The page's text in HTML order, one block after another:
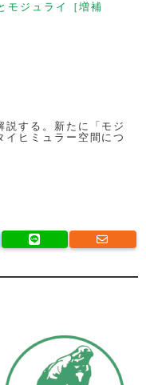
モジュライ［増補
説する。新たに「モジ
イヒミュラー空間につ